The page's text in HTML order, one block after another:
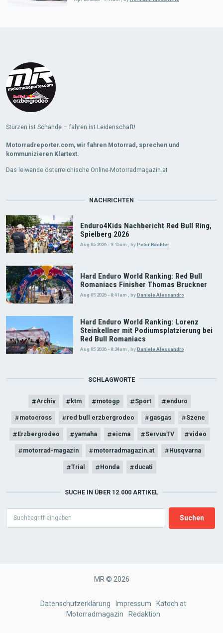
Stürzen ist Schande – fahren ist Leidenschaft!
Motorradreporter.com, wir fahren Motorrad, sprechen und
kommunizieren Klartext.
Das leiwande österreichische Online-Motorradmagazin.at
NACHRICHTEN
Enduro4Kids Nachbericht Red Bull Ring,
Spielberg 2026
Aug 05 2026 - 9:15am byPeter Bachler
Hard Enduro World Ranking: Red Bull
Romaniacs Finisher Thomas Bruckner
Aug 05 2026 - 8:41am byDaniele Alessandro
Hard Enduro World Ranking: Lorenz
Steinkellner mit Podiumsplatzierung bei
Red Bull Romaniacs
Aug 05 2026 - 8:24am byDaniele Alessandro
SCHLAGWORTE
Archiv ktm motogp Sport enduro
motocross red bull erzbergrodeo gasgas Szene
Erzbergrodeo yamaha eicma ServusTV video
motorrad-magazin motorradmagazin.at Husqvarna
Trial Honda ducati
SUCHE IN ÜBER 12.000 ARTIKEL
MR © 2026
Datenschutzerklärung Impressum
Katoch.at
Motorradmagazin
Redaktion